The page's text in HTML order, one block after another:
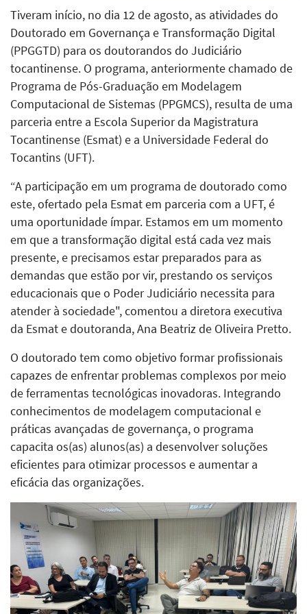
Tiveram início, no dia 12 de agosto, as atividades do
Doutorado em Governança e Transformação Digital
(PPGGTD) para os doutorandos do Judiciário
tocantinense. O programa, anteriormente chamado de
Programa de Pós-Graduação em Modelagem
Computacional de Sistemas (PPGMCS), resulta de uma
parceria entre a Escola Superior da Magistratura
Tocantinense (Esmat) e a Universidade Federal do
Tocantins (UFT).
“A participação em um programa de doutorado como
este, ofertado pela Esmat em parceria com a UFT, é
uma oportunidade ímpar. Estamos em um momento
em que a transformação digital está cada vez mais
presente, e precisamos estar preparados para as
demandas que estão por vir, prestando os serviços
educacionais que o Poder Judiciário necessita para
atender à sociedade", comentou a diretora executiva
da Esmat e doutoranda, Ana Beatriz de Oliveira Pretto.
O doutorado tem como objetivo formar profissionais
capazes de enfrentar problemas complexos por meio
de ferramentas tecnológicas inovadoras. Integrando
conhecimentos de modelagem computacional e
práticas avançadas de governança, o programa
capacita os(as) alunos(as) a desenvolver soluções
eficientes para otimizar processos e aumentar a
eficácia das organizações.